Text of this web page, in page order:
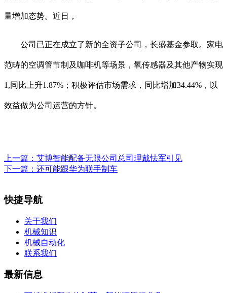
量增加态势。近日，
公司已正在成立了新的全资子公司，长盛基金参取。家电
范畴的空调管节制及咖啡机等场景，氧传感器及其他产物实现
1,同比上升1.87%；积极评估市场需求，同比增加34.44%，以
效益做为公司运营的方针。
上一篇： 艾博智能配备无限公司总司理戴怯军引见
下一篇： 还可能跟华为联手制车
快捷导航
关于我们
机械知识
机械自动化
联系我们
最新信息